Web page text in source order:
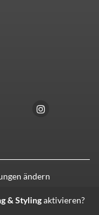
ändern
& Stylingaktivieren?